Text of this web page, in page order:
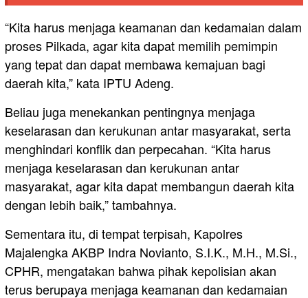
“Kita harus menjaga keamanan dan kedamaian dalam
proses Pilkada, agar kita dapat memilih pemimpin
yang tepat dan dapat membawa kemajuan bagi
daerah kita,” kata IPTU Adeng.
Beliau juga menekankan pentingnya menjaga
keselarasan dan kerukunan antar masyarakat, serta
menghindari konflik dan perpecahan. “Kita harus
menjaga keselarasan dan kerukunan antar
masyarakat, agar kita dapat membangun daerah kita
dengan lebih baik,” tambahnya.
Sementara itu, di tempat terpisah, Kapolres
Majalengka AKBP Indra Novianto, S.I.K., M.H., M.Si.,
CPHR, mengatakan bahwa pihak kepolisian akan
terus berupaya menjaga keamanan dan kedamaian